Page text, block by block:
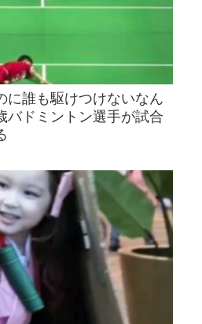
に誰も駆けつけないなん
ドミントン選手が試合